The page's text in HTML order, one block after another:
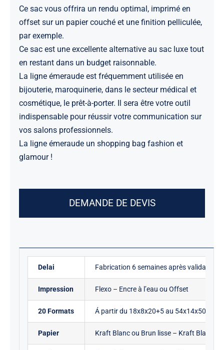
Ce sac vous offrira un rendu optimal, imprimé en
offset sur un papier couché et une finition pelliculée,
par exemple.
Ce sac est une excellente alternative au sac luxe tout
en restant dans un budget raisonnable.
La ligne émeraude est fréquemment utilisée en
bijouterie, maroquinerie, dans le secteur médical et
cosmétique, le prêt-à-porter. Il sera être votre outil
indispensable pour réussir votre communication sur
vos salons professionnels.
La ligne émeraude un shopping bag fashion et
glamour !
DEMANDE DE DEVIS
Delai Fabrication 6 semaines après validation
Impression Flexo – Encre à l’eau ou Offset
20 Formats Á partir du 18x8x20+5 au 54x14x50+6
Papier Kraft Blanc ou Brun lisse – Kraft Blanc